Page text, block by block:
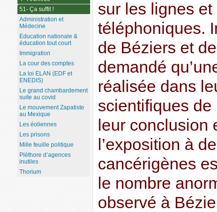
sur les lignes
téléphoniques.
de Béziers et
demandé
réalisée dans
scientifiques de
leur conclusion
l’exposition à
cancérigènes
le nombre
observé à
51- Ça suffit !
Administration et
Médecine
Education nationale &
éducation tout court
Immigration
La cour des comptes
La loi ELAN (EDF et
ENEDIS)
Le grand chambardement
suite au covid
Le mouvement Zapatiste
au Mexique
Les éoliennes
Les prisons
Mille feuille politique
Pléthore d’agences
inutiles
Thorium